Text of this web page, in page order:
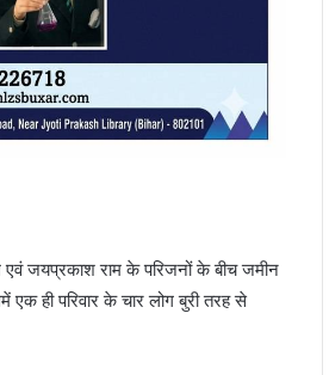
एवं जयप्रकाश राम के परिजनों के बीच जमीन
एक ही परिवार के चार लोग बुरी तरह से